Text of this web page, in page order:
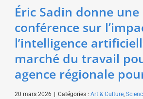
Technologies
Éric Sadin donne une
conférence sur
l’intelligence
marché du travail
agence régionale
20 mars 2026 Catégories : Art & Culture,